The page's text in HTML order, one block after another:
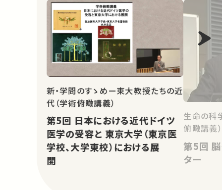
新・学問のすゝめー東大教授たちの近
代（学術俯瞰講義）
第5回 日本における近代ドイツ
医学の受容と 東京大学（東京医
学校、大学東校）における展
開
生命の科
俯瞰講義）
第5回 脳・神経の働きと分子モー
ター